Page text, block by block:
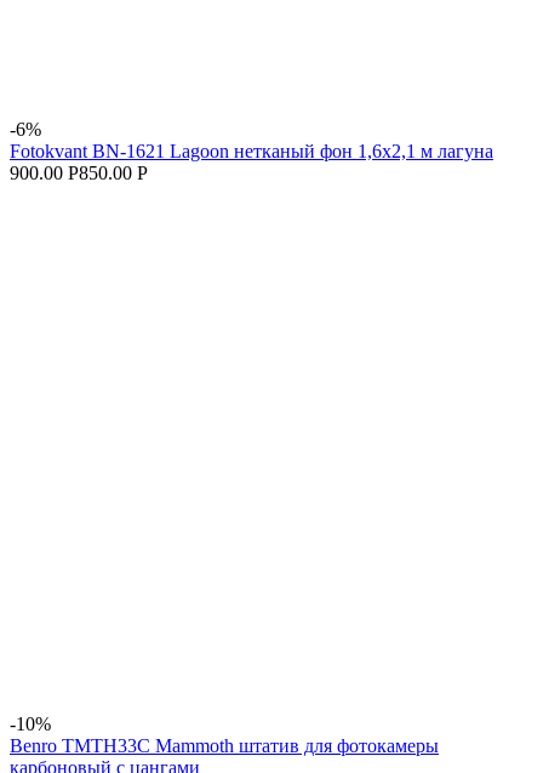
-6%
Fotokvant BN-1621 Lagoon нетканый фон 1,6х2,1 м лагуна
900.00 Р850.00 Р
-10%
Benro TMTH33C Mammoth штатив для фотокамеры
карбоновый с цангами